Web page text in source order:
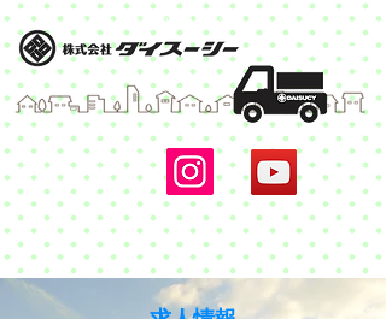
リサイクル資源回収サービス